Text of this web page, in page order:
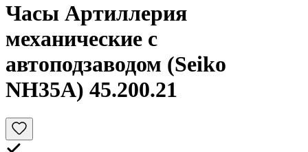
Часы Артиллерия
механические с
автоподзаводом (Seiko
NH35A) 45.200.21